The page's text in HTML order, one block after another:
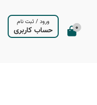
0
ورود / ثبت نام
حساب کاربری